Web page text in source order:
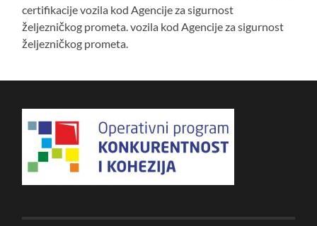
certifikacije vozila kod Agencije za sigurnost
željezničkog prometa. vozila kod Agencije za sigurnost
željezničkog prometa.